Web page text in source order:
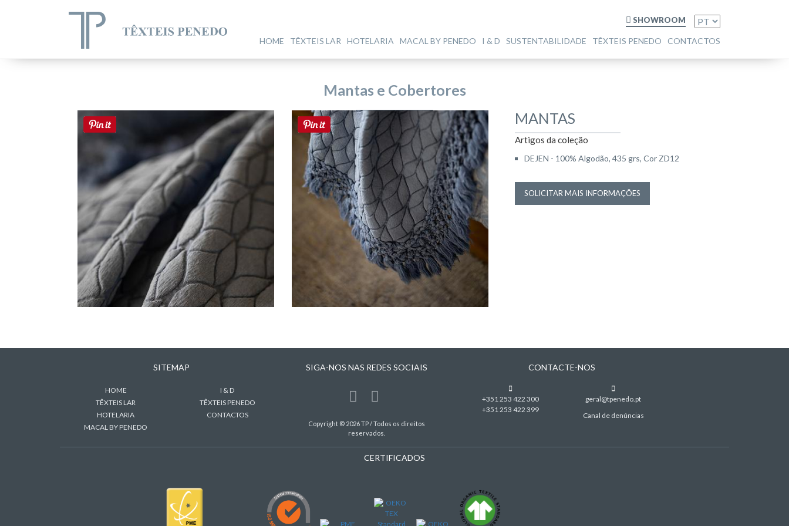
SHOWROOM
HOME TÊXTEIS LAR HOTELARIA MACAL BY PENEDO I & D SUSTENTABILIDADE TÊXTEIS PENEDO CONTACTOS
Mantas e Cobertores
MANTAS
Artigos da coleção
DEJEN - 100% Algodão, 435 grs, Cor ZD12
SOLICITAR MAIS INFORMAÇÕES
SITEMAP
HOME
TÊXTEIS LAR
HOTELARIA
MACAL BY PENEDO
I & D
TÊXTEIS PENEDO
CONTACTOS
SIGA-NOS NAS REDES SOCIAIS
Copyright © 2026 TP / Todos os direitos
reservados.
CONTACTE-NOS
+351 253 422 300
+351 253 422 399
geral@tpenedo.pt
Canal de denúncias
CERTIFICADOS